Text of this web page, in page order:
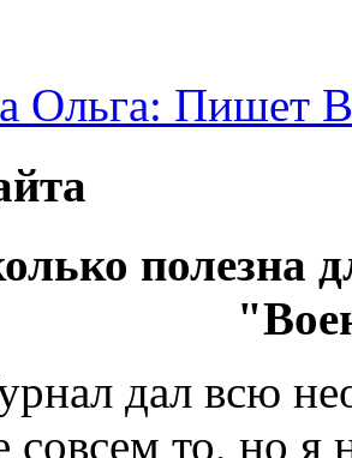
Ольга: Пишет
полезна
дал всю
совсем то, но я